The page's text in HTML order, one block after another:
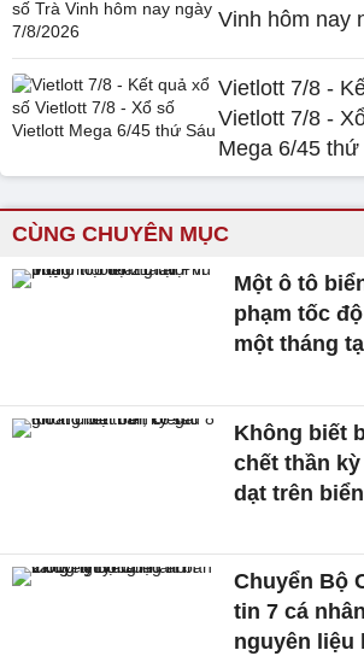
Vinh hôm nay
Vietlott 7/8 -
Vietlott 7/8 -
Mega 6/45 thứ
CÙNG CHUYÊN MỤC
Một ô tô
phạm tốc
một tháng
Không biết
chết thần
dạt trên biển
Chuyển Bộ
tin 7 cá
nguyên liệu